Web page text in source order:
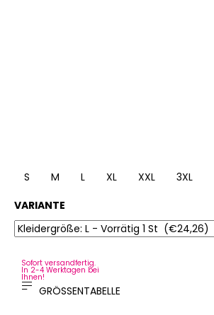
S M L XL XXL 3XL
VARIANTE
Sofort versandfertig.
In 2-4 Werktagen bei
Ihnen!
GRÖSSENTABELLE